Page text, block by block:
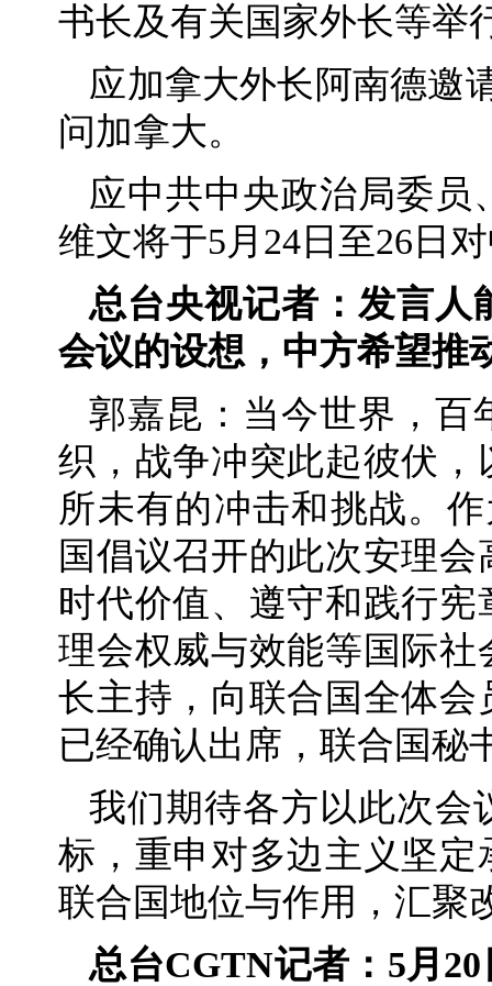
书长及有关国家外长等举
应加拿大外长阿南德邀
问加拿大。
应中共中央政治局委员
维文将于5月24日至26日
总台央视记者：发言人
会议的设想，中方希望推
郭嘉昆：当今世界，百
织，战争冲突此起彼伏
所未有的冲击和挑战。
国倡议召开的此次安理
时代价值、遵守和践行
理会权威与效能等国际
长主持，向联合国全体
已经确认出席，联合国秘
我们期待各方以此次会
标，重申对多边主义坚
联合国地位与作用，汇聚
总台CGTN记者：5月